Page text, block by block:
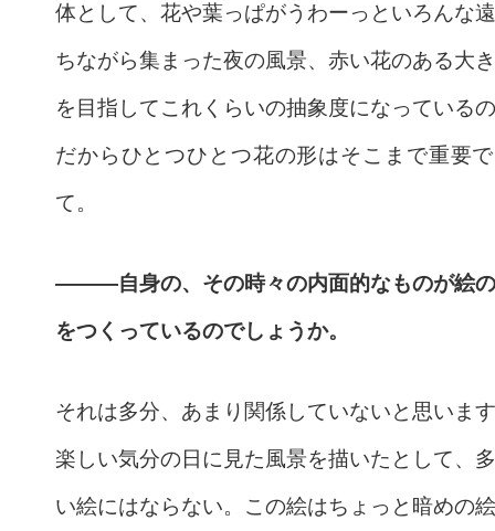
体として、花や葉っぱがうわーっといろんな
ちながら集まった夜の風景、赤い花のある大
を目指してこれくらいの抽象度になっている
だからひとつひとつ花の形はそこまで重要
て。
———自身の、その時々の内面的なものが絵
をつくっているのでしょうか。
それは多分、あまり関係していないと思いま
楽しい気分の日に見た風景を描いたとして、
い絵にはならない。この絵はちょっと暗めの